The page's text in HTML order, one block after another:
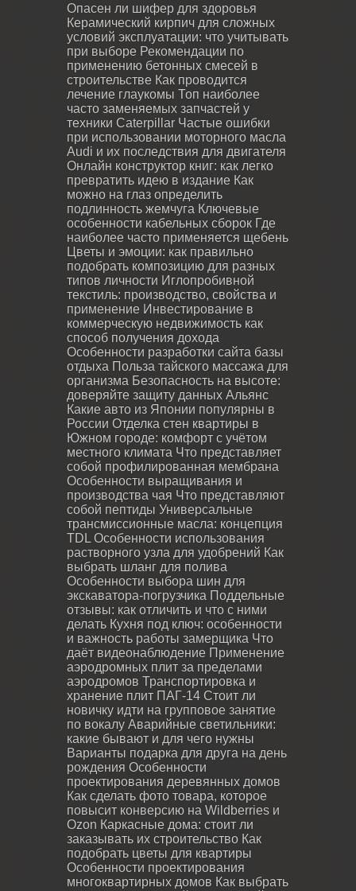
Опасен ли шифер для здоровья
Керамический кирпич для сложных
условий эксплуатации: что учитывать
при выборе Рекомендации по
применению бетонных смесей в
строительстве Как проводится
лечение глаукомы Топ наиболее
часто заменяемых запчастей у
техники Caterpillar Частые ошибки
при использовании моторного масла
Audi и их последствия для двигателя
Онлайн конструктор книг: как легко
превратить идею в издание Как
можно на глаз определить
подлинность жемчуга Ключевые
особенности кабельных сборок Где
наиболее часто применяется щебень
Цветы и эмоции: как правильно
подобрать композицию для разных
типов личности Иглопробивной
текстиль: производство, свойства и
применение Инвестирование в
коммерческую недвижимость как
способ получения дохода
Особенности разработки сайта базы
отдыха Польза тайского массажа для
организма Безопасность на высоте:
доверяйте защиту данных Альянс
Какие авто из Японии популярны в
России Отделка стен квартиры в
Южном городе: комфорт с учётом
местного климата Что представляет
собой профилированная мембрана
Особенности выращивания и
производства чая Что представляют
собой пептиды Универсальные
трансмиссионные масла: концепция
TDL Особенности использования
растворного узла для удобрений Как
выбрать шланг для полива
Особенности выбора шин для
экскаватора-погрузчика Поддельные
отзывы: как отличить и что с ними
делать Кухня под ключ: особенности
и важность работы замерщика Что
даёт видеонаблюдение Применение
аэродромных плит за пределами
аэродромов Транспортировка и
хранение плит ПАГ-14 Стоит ли
новичку идти на групповое занятие
по вокалу Аварийные светильники:
какие бывают и для чего нужны
Варианты подарка для друга на день
рождения Особенности
проектирования деревянных домов
Как сделать фото товара, которое
повысит конверсию на Wildberries и
Ozon Каркасные дома: стоит ли
заказывать их строительство Как
подобрать цветы для квартиры
Особенности проектирования
многоквартирных домов Как выбрать